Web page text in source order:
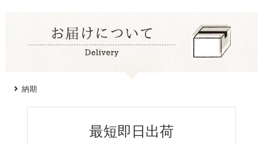
納期
最短即日出荷